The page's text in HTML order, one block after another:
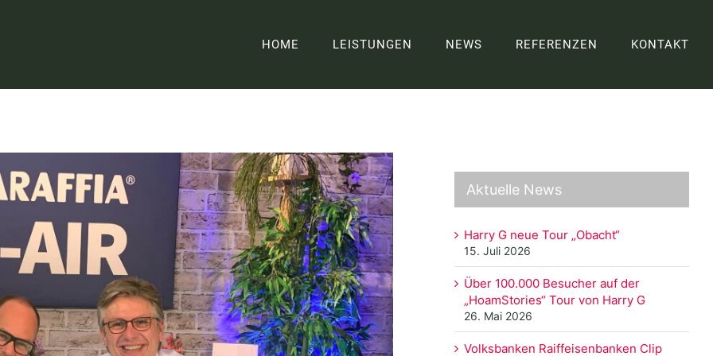
HOME LEISTUNGEN NEWS REFERENZEN KONTAKT
Aktuelle News
Harry G neue Tour „Obacht“
15. Juli 2026
Über 100.000 Besucher auf der
„HoamStories“ Tour von Harry G
26. Mai 2026
Volksbanken Raiffeisenbanken Clip